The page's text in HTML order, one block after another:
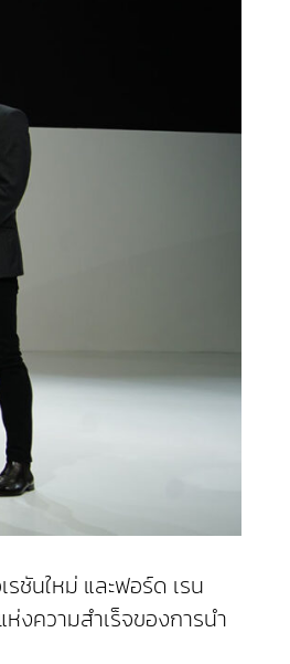
ชันใหม่ และฟอร์ด เรน
งความสำเร็จของการนำ